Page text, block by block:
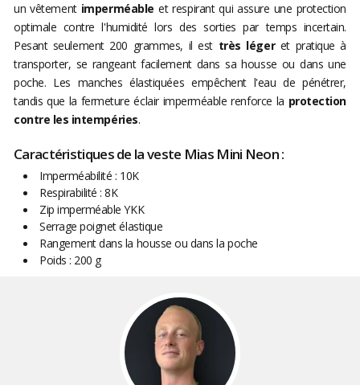
un vêtement imperméable et respirant qui assure une protection
optimale contre l'humidité lors des sorties par temps incertain.
Pesant seulement 200 grammes, il esttrès léger et pratique à
transporter, se rangeant facilement dans sa housse ou dans une
poche. Les manches élastiquées empêchent l'eau de pénétrer,
tandis que la fermeture éclair imperméable renforce la protection
contre les intempéries.
Caractéristiques de la veste Mias Mini Neon :
Imperméabilité : 10K
Respirabilité : 8K
Zip imperméable YKK
Serrage poignet élastique
Rangement dans la housse ou dans la poche
Poids : 200 g